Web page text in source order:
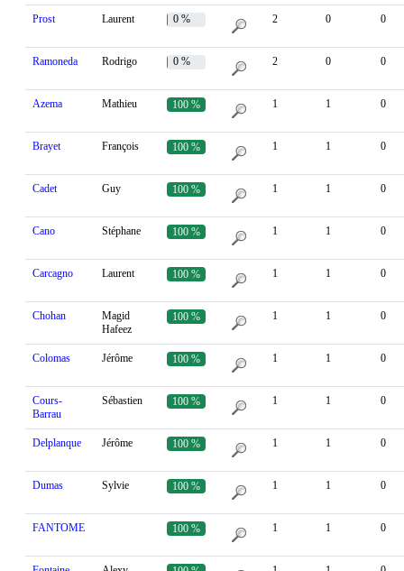
Prost Laurent 0 % 2 0 0
Ramoneda Rodrigo 0 % 2 0 0
Azema Mathieu 100 % 1 1 0
Brayet François 100 % 1 1 0
Cadet Guy 100 % 1 1 0
Cano Stéphane 100 % 1 1 0
Carcagno Laurent 100 % 1 1 0
Chohan
Magid
Hafeez
100 % 1 1 0
Colomas Jérôme 100 % 1 1 0
Cours-
Barrau
Sébastien 100 % 1 1 0
Delplanque Jérôme 100 % 1 1 0
Dumas Sylvie 100 % 1 1 0
FANTOME 100 % 1 1 0